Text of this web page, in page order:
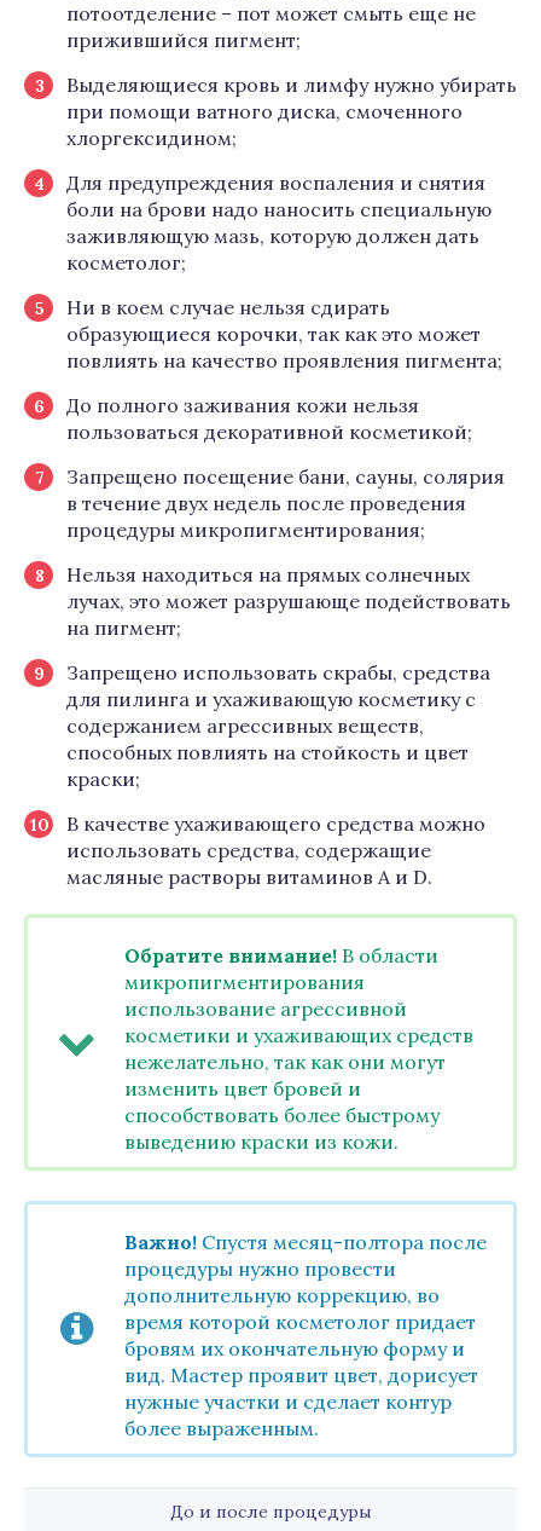
потоотделение – пот может смыть еще не
прижившийся пигмент;
Выделяющиеся кровь и лимфу нужно убирать
при помощи ватного диска, смоченного
хлоргексидином;
Для предупреждения воспаления и снятия
боли на брови надо наносить специальную
заживляющую мазь, которую должен дать
косметолог;
Ни в коем случае нельзя сдирать
образующиеся корочки, так как это может
повлиять на качество проявления пигмента;
До полного заживания кожи нельзя
пользоваться декоративной косметикой;
Запрещено посещение бани, сауны, солярия
в течение двух недель после проведения
процедуры микропигментирования;
Нельзя находиться на прямых солнечных
лучах, это может разрушающе подействовать
на пигмент;
Запрещено использовать скрабы, средства
для пилинга и ухаживающую косметику с
содержанием агрессивных веществ,
способных повлиять на стойкость и цвет
краски;
В качестве ухаживающего средства можно
использовать средства, содержащие
масляные растворы витаминов А и D.
Обратите внимание! В области
микропигментирования
использование агрессивной
косметики и ухаживающих средств
нежелательно, так как они могут
изменить цвет бровей и
способствовать более быстрому
выведению краски из кожи.
Важно! Спустя месяц-полтора после
процедуры нужно провести
дополнительную коррекцию, во
время которой косметолог придает
бровям их окончательную форму и
вид. Мастер проявит цвет, дорисует
нужные участки и сделает контур
более выраженным.
До и после процедуры